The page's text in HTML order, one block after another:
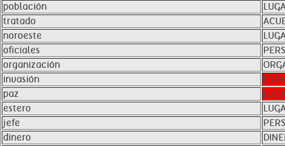
población
tratado
noroeste
oficiales
organización
invasión
paz
estero
jefe
dinero